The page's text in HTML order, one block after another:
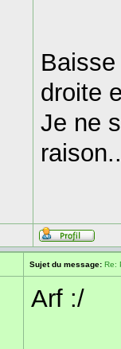
droite
Je ne
Sujet du message: Re:
Arf :/